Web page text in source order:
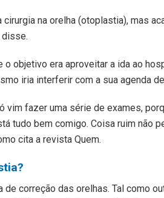
cirurgia na orelha (otoplastia), mas
disse.
o objetivo era aproveitar a ida ao
iria interferir com a sua agenda
vim fazer uma série de exames,
tudo bem comigo. Coisa ruim não
cita a revista Quem.
de correção das orelhas. Tal como